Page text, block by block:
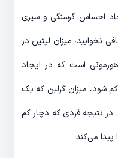
احساس گرسنگی و سیری
نخوابید، میزان لپتین در
است که در ایجاد
شود، میزان گرلین که یک
در نتیجه فردی که دچار کم
می‌کند.